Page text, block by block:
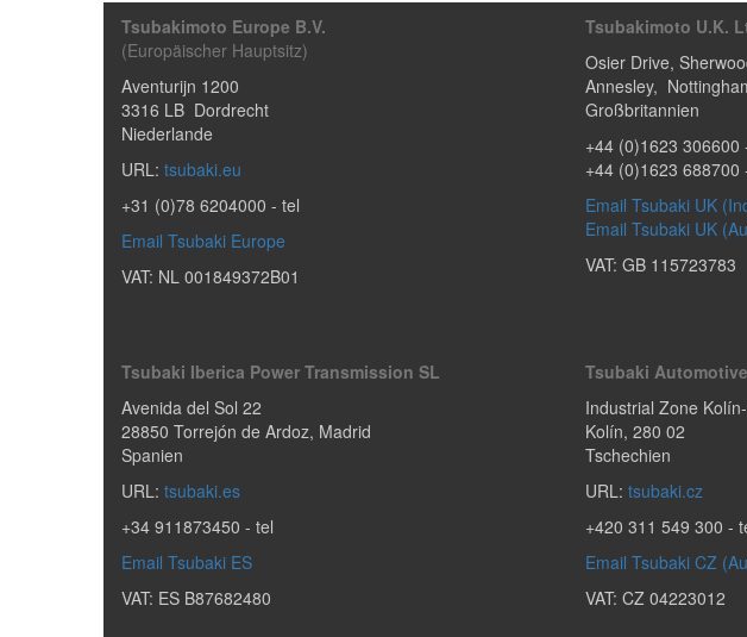
Tsubakimoto Europe B.V.
(Europäischer Hauptsitz)
Aventurijn 1200
3316 LB Dordrecht
Niederlande
URL: tsubaki.eu
+31 (0)78 6204000 - tel
Email Tsubaki Europe
VAT: NL 001849372B01
Tsubakimoto U.K.
Osier Drive,
Annesley,
Großbritannien​
+44 (0)1623 306600
+44 (0)1623 688700
Email Tsubaki UK
Email Tsubaki UK
VAT: GB 115723783
Tsubaki Iberica Power Transmission SL
Avenida del Sol 22
28850 Torrejón de Ardoz, Madrid
Spanien
URL: tsubaki.es
+34 911873450 - tel
Email Tsubaki ES
VAT: ES B87682480
Tsubaki
Industrial Zone
Kolín, 280 02
Tschechien
URL: tsubaki.cz
+420 311 549 300 -
Email Tsubaki CZ
VAT: CZ 04223012